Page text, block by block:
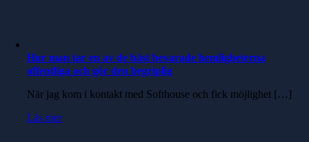
Hur man tar en av de bäst bevarade hemligheterna
offentliga och gör den begriplig
När jag kom i kontakt med Softhouse och fick möjlighet […]
Läs mer